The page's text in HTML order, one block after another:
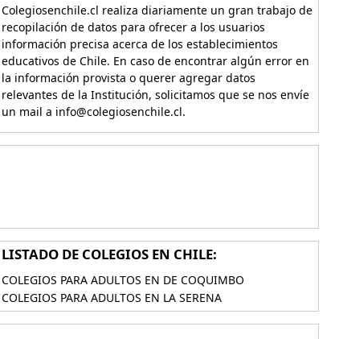
Colegiosenchile.cl realiza diariamente un gran trabajo de
recopilación de datos para ofrecer a los usuarios
información precisa acerca de los establecimientos
educativos de Chile. En caso de encontrar algún error en
la información provista o querer agregar datos
relevantes de la Institución, solicitamos que se nos envíe
un mail a info@colegiosenchile.cl.
LISTADO DE COLEGIOS EN CHILE:
COLEGIOS PARA ADULTOS EN DE COQUIMBO
COLEGIOS PARA ADULTOS EN LA SERENA